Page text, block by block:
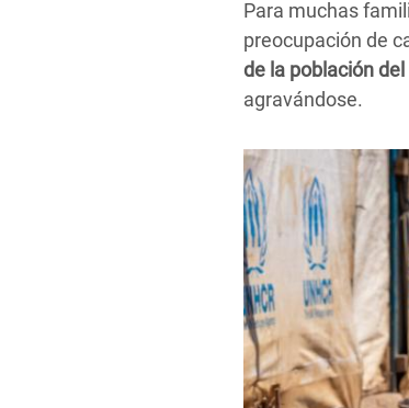
Para muchas
preocupación de
de la población
agravándose.